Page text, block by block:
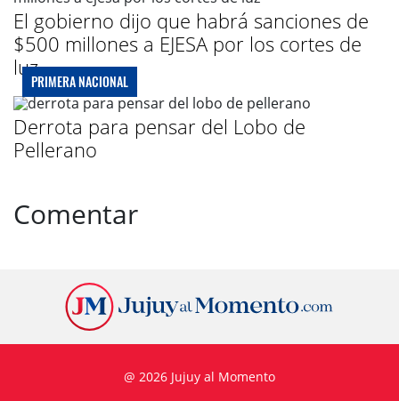
El gobierno dijo que habrá sanciones de
$500 millones a EJESA por los cortes de
luz
PRIMERA NACIONAL
Derrota para pensar del Lobo de
Pellerano
Comentar
@ 2026 Jujuy al Momento